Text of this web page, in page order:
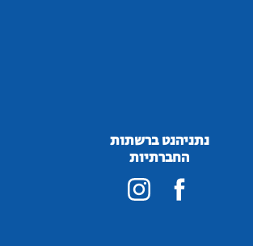
נתניהנט ברשתות
החברתיות